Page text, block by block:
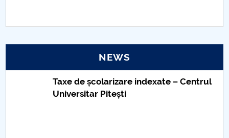
NEWS
Taxe de școlarizare indexate – Centrul
Universitar Pitești